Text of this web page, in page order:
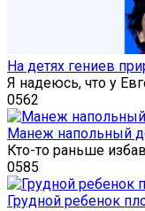
На детях гениев
Я надеюсь, что у
0562
Манеж напольный
Кто-то раньше
0585
Грудной ребенок